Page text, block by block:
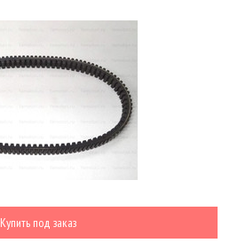
Купить под заказ